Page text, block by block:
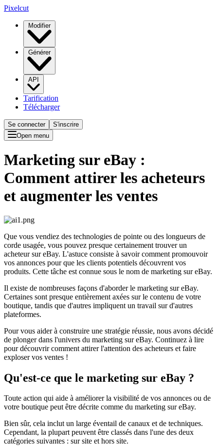
Pixelcut
Modifier
Générer
API
Tarification
Télécharger
Se connecter
S'inscrire
Open menu
Marketing sur eBay :
Comment attirer les acheteurs
et augmenter les ventes
Que vous vendiez des technologies de pointe ou des longueurs de
corde usagée, vous pouvez presque certainement trouver un
acheteur sur eBay. L'astuce consiste à savoir comment promouvoir
vos annonces pour que les clients potentiels découvrent vos
produits. Cette tâche est connue sous le nom de marketing sur eBay.
Il existe de nombreuses façons d'aborder le marketing sur eBay.
Certaines sont presque entièrement axées sur le contenu de votre
boutique, tandis que d'autres impliquent un travail sur d'autres
plateformes.
Pour vous aider à construire une stratégie réussie, nous avons décidé
de plonger dans l'univers du marketing sur eBay. Continuez à lire
pour découvrir comment attirer l'attention des acheteurs et faire
exploser vos ventes !
Qu'est-ce que le marketing sur eBay ?
Toute action qui aide à améliorer la visibilité de vos annonces ou de
votre boutique peut être décrite comme du marketing sur eBay.
Bien sûr, cela inclut un large éventail de canaux et de techniques.
Cependant, la plupart peuvent être classés dans l'une des deux
catégories suivantes : sur site et hors site.